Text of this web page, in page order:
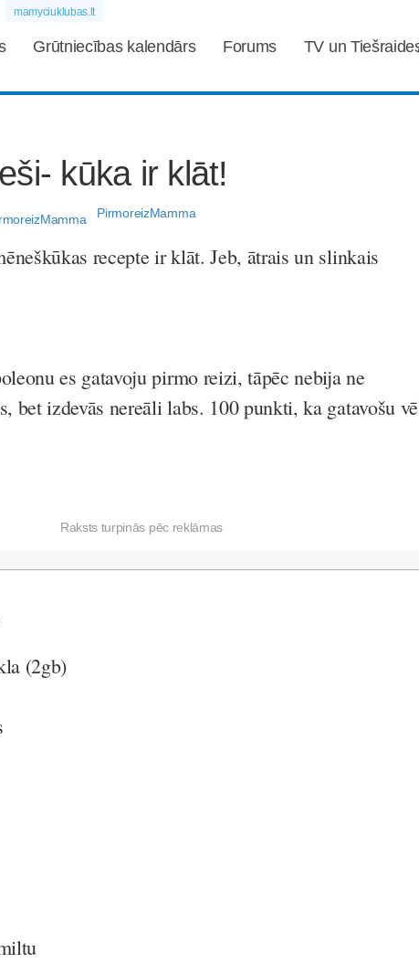
mamyciuklubas.lt
Grūtniecības kalendārs Forums TV un
kūka ir klāt!
PirmoreizMamma
recepte ir klāt. Jeb, ātrais un slinkais
es gatavoju pirmo reizi, tāpēc nebija ne
bet izdevās nereāli labs. 100 punkti, ka gatavošu
Raksts turpinās pēc reklāmas
(2gb)